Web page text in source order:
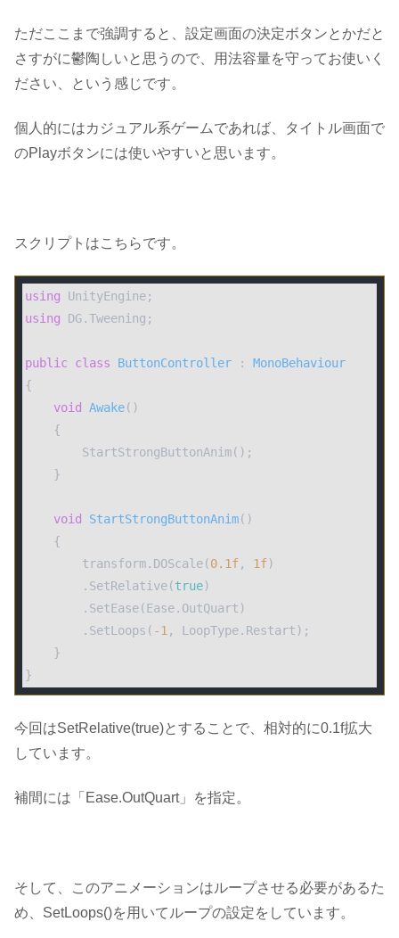
ただここまで強調すると、設定画面の決定ボタンとかだと
さすがに鬱陶しいと思うので、用法容量を守ってお使いく
ださい、という感じです。
個人的にはカジュアル系ゲームであれば、タイトル画面で
のPlayボタンには使いやすいと思います。
スクリプトはこちらです。
using
using DG.Tweening;
public class ButtonController : MonoBehaviour
{
void
Awake( )
    {
        StartStrongButtonAnim();
    }
void StartStrongButtonAnim( )
    {
        transform.DOScale(
0.1f, 1f)
        .SetRelative(
true)
        .SetEase(Ease.OutQuart)
        .SetLoops(
-1 , LoopType.Restart);
    }
}
今回はSetRelative(true)とすることで、相対的に0.1f拡大
しています。
補間には 「Ease.OutQuart」 を指定。
そして、このアニメーションはループさせる必要があるた
め、 SetLoops()を用いてループの設定をしています。